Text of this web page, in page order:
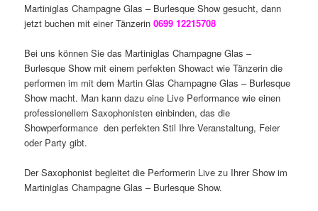
Martiniglas Champagne Glas – Burlesque Show gesucht, dann
jetzt buchen mit einer Tänzerin0699 12215708
Bei uns können Sie das Martiniglas Champagne Glas –
Burlesque Show mit einem perfekten Showact wie Tänzerin die
performen im mit dem Martin Glas Champagne Glas – Burlesque
Show macht. Man kann dazu eine Live Performance wie einen
professionellem Saxophonisten einbinden, das die
Showperformance den perfekten Stil Ihre Veranstaltung, Feier
oder Party gibt.
Der Saxophonist begleitet die Performerin Live zu Ihrer Show im
Martiniglas Champagne Glas – Burlesque Show.